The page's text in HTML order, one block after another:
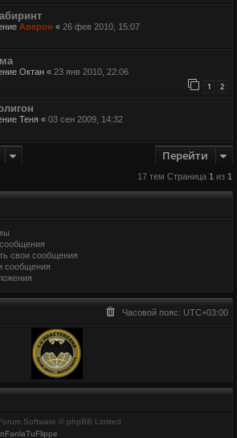
Аверон « 26 фев 2010, 15:07
Октан « 23 янв 2010, 22:06
1 2
Теня « 03 сен 2009, 14:32
Перейти
17 тем Страница 1 из 1
свои сообщения
сообщения
Часовой пояс: UTC+03:00
Software © phpBB Limited